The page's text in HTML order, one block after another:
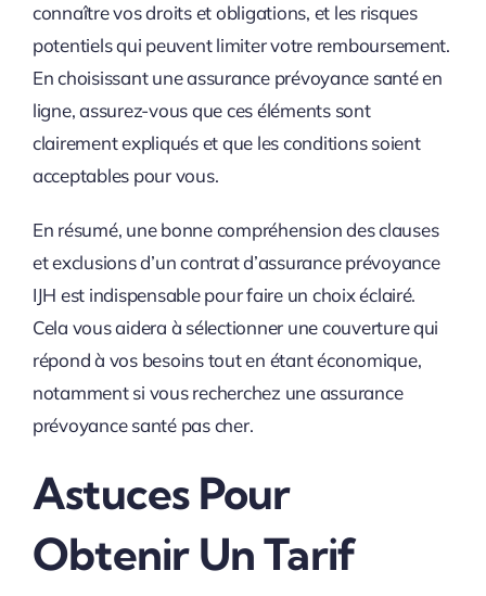
connaître vos droits et obligations, et les risques
potentiels qui peuvent limiter votre remboursement.
En choisissant une assurance prévoyance santé en
ligne, assurez-vous que ces éléments sont
clairement expliqués et que les conditions soient
acceptables pour vous.
En résumé, une bonne compréhension des clauses
et exclusions d’un contrat d’assurance prévoyance
IJH est indispensable pour faire un choix éclairé.
Cela vous aidera à sélectionner une couverture qui
répond à vos besoins tout en étant économique,
notamment si vous recherchez une assurance
prévoyance santé pas cher.
Astuces Pour
Obtenir Un Tarif